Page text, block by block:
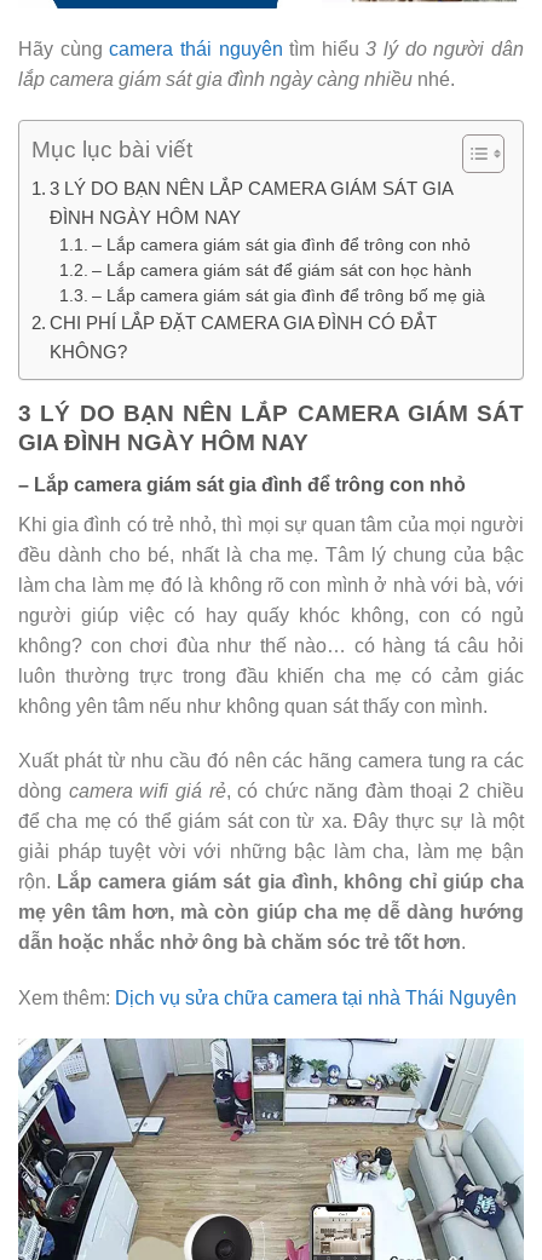
Hãy cùngcamera thái nguyên tìm hiểu3 lý do người dân
lắp camera giám sát gia đình ngày càng nhiều nhé.
Mục lục bài viết
3 LÝ DO BẠN NÊN LẮP CAMERA GIÁM SÁT GIA
ĐÌNH NGÀY HÔM NAY
– Lắp camera giám sát gia đình để trông con nhỏ
– Lắp camera giám sát để giám sát con học hành
– Lắp camera giám sát gia đình để trông bố mẹ già
CHI PHÍ LẮP ĐẶT CAMERA GIA ĐÌNH CÓ ĐẮT
KHÔNG?
3 LÝ DO BẠN NÊN LẮP CAMERA GIÁM SÁT
GIA ĐÌNH NGÀY HÔM NAY
– Lắp camera giám sát gia đình để trông con nhỏ
Khi gia đình có trẻ nhỏ, thì mọi sự quan tâm của mọi người
đều dành cho bé, nhất là cha mẹ. Tâm lý chung của bậc
làm cha làm mẹ đó là không rõ con mình ở nhà với bà, với
người giúp việc có hay quấy khóc không, con có ngủ
không? con chơi đùa như thế nào… có hàng tá câu hỏi
luôn thường trực trong đầu khiến cha mẹ có cảm giác
không yên tâm nếu như không quan sát thấy con mình.
Xuất phát từ nhu cầu đó nên các hãng camera tung ra các
dòng camera wifi giá rẻ, có chức năng đàm thoại 2 chiều
để cha mẹ có thể giám sát con từ xa. Đây thực sự là một
giải pháp tuyệt vời với những bậc làm cha, làm mẹ bận
rộn. Lắp camera giám sát gia đình, không chỉ giúp cha
mẹ yên tâm hơn, mà còn giúp cha mẹ dễ dàng hướng
dẫn hoặc nhắc nhở ông bà chăm sóc trẻ tốt hơn.
Xem thêm: Dịch vụ sửa chữa camera tại nhà Thái Nguyên